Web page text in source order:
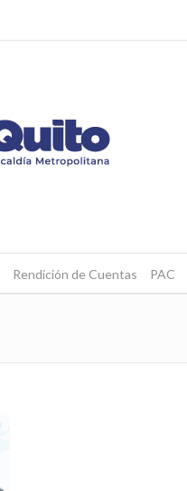
Rendición de Cuentas PAC